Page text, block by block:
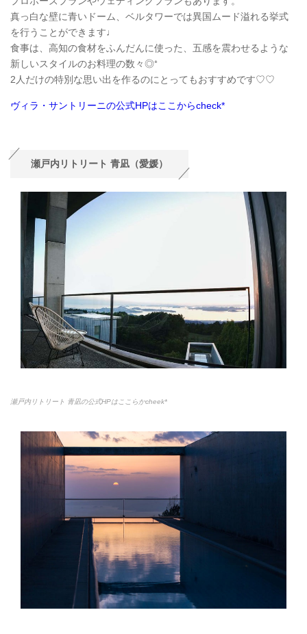
真っ白な壁に青いドーム、ベルタワーでは異国ムード溢れる挙式
を行うことができます♩
食事は、高知の食材をふんだんに使った、五感を震わせるような
新しいスタイルのお料理の数々◎⁺
2人だけの特別な思い出を作るのにとってもおすすめです♡♡
ヴィラ・サントリーニの公式HPはここからcheck*
瀬戸内リトリート 青凪（愛媛）
瀬戸内リトリート 青凪の公式HPはここらかcheek*